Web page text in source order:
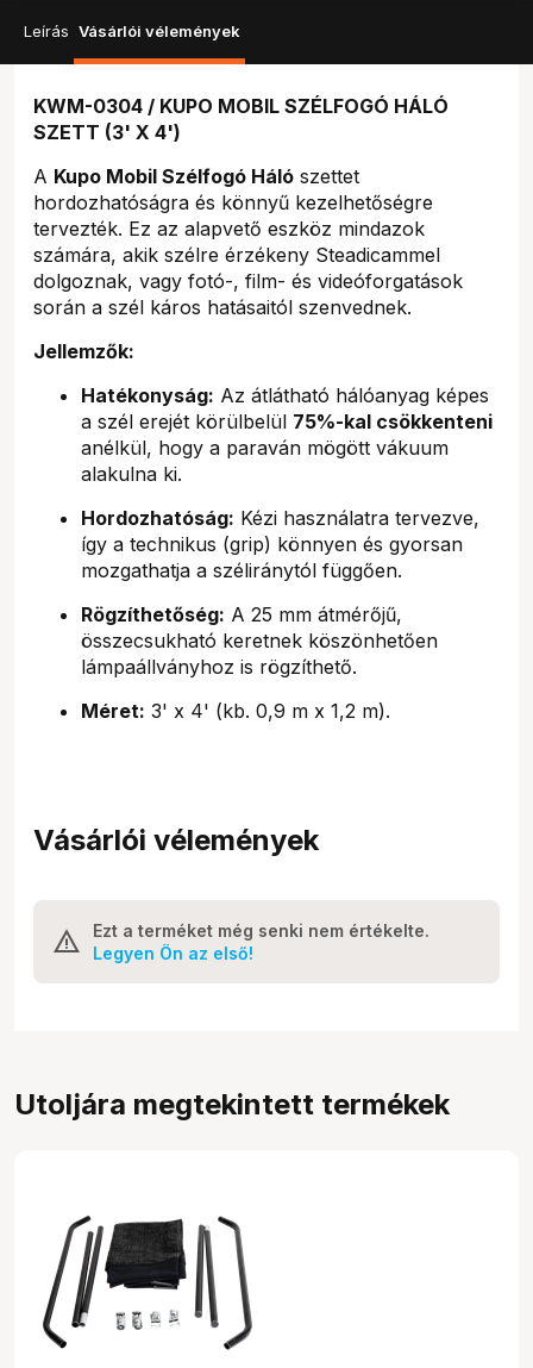
Leírás Vásárlói vélemények
KWM-0304 / KUPO MOBIL SZÉLFOGÓ HÁLÓ
SZETT (3' X 4')
A Kupo Mobil Szélfogó Háló szettet
hordozhatóságra és könnyű kezelhetőségre
tervezték. Ez az alapvető eszköz mindazok
számára, akik szélre érzékeny Steadicammel
dolgoznak, vagy fotó-, film- és videóforgatások
során a szél káros hatásaitól szenvednek.
Jellemzők:
Hatékonyság: Az átlátható hálóanyag képes
a szél erejét körülbelül 75%-kal csökkenteni
anélkül, hogy a paraván mögött vákuum
alakulna ki.
Hordozhatóság: Kézi használatra tervezve,
így a technikus (grip) könnyen és gyorsan
mozgathatja a széliránytól függően.
Rögzíthetőség: A 25 mm átmérőjű,
összecsukható keretnek köszönhetően
lámpaállványhoz is rögzíthető.
Méret: 3' x 4' (kb. 0,9 m x 1,2 m).
Vásárlói vélemények
Ezt a terméket még senki nem értékelte.
Legyen Ön az első!
Utoljára megtekintett termékek